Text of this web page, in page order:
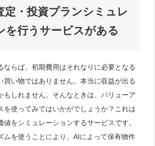
定・投資プランシミュレ
を行うサービスがある
ならば、初期費用はそれなりに必要となる
買い物ではありません。本当に収益が出る
もしれません。そんなときは、バリューア
を使ってみてはいかがでしょうか？これは
値をシミュレーションするサービスです。
ムを使うことにより、AIによって保有物件